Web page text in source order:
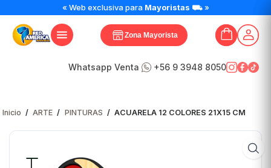
« Web exclusiva para Mayoristas ⛟ »
Zona Mayorista
Whatsapp Venta +56 9 3948 8050
Inicio / ARTE / PINTURAS / ACUARELA 12 COLORES 21X15 CM
12
COLORES
21X15